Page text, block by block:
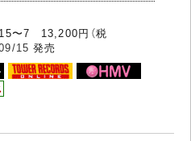
〜7 13,200円（税
15 発売